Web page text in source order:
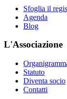
Sfoglia il
Agenda
Blog
L'Associazione
Statuto
Diventa socio
Contatti